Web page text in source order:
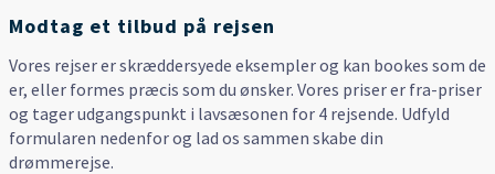
Modtag et tilbud på rejsen
Vores rejser er skræddersyede eksempler og kan bookes som de
er, eller formes præcis som du ønsker. Vores priser er fra-priser
og tager udgangspunkt i lavsæsonen for 4 rejsende. Udfyld
formularen nedenfor og lad os sammen skabe din
drømmerejse.